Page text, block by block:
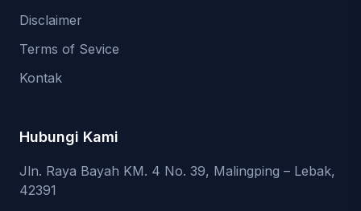
Disclaimer
Terms of Sevice
Kontak
Hubungi Kami
Jln. Raya Bayah KM. 4 No. 39, Malingping – Lebak,
42391